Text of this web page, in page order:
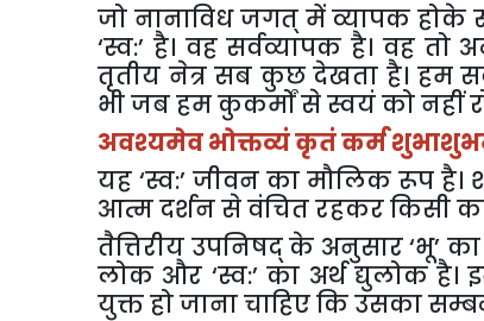
जो नानाविध जगत् में व्यापक होके
‘स्व:’ है। वह सर्वव्यापक है। वह
तृतीय नेत्र सब कुछ देखता है। हम
भी जब हम कुकर्मों से स्वयं को नहीं
अवश्यमेव भोक्तव्यं कृतं कर्म
यह ‘स्व:’ जीवन का मौलिक रूप है।
आत्म दर्शन से वंचित रहकर किसी
तैत्तिरीय उपनिषद् के अनुसार ‘भू’ का
लोक और ‘स्व:’ का अर्थ द्युलोक
युक्त हो जाना चाहिए कि उसका